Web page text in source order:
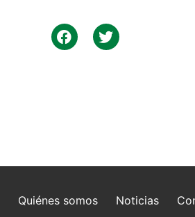
Quiénes somos Noticias